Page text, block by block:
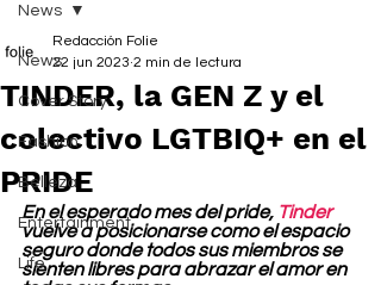
News
Cover Story
Fashion
Belleza
Entertainment
Life
News
TINDER, la GEN Z y el
colectivo LGTBIQ+ en el
PRIDE
Redacción Folie
22 jun 2023 2 min de lectura
En el esperado mes del pride, Tinder
vuelve a posicionarse como el espacio
seguro donde todos sus miembros se
sienten libres para abrazar el amor en